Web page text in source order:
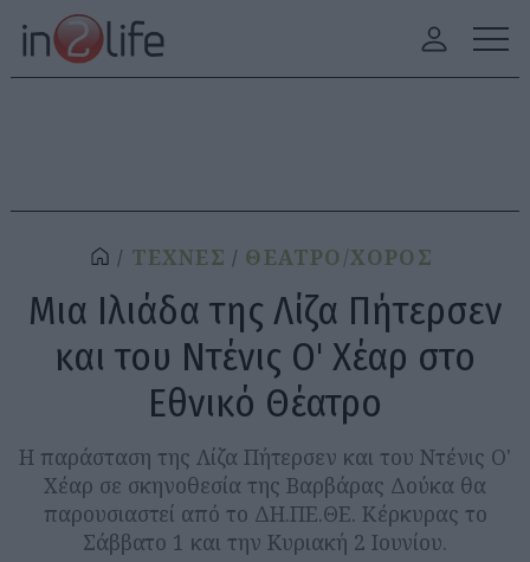
ΤΕΧΝΕΣ ΘΕΑΤΡΟ/ΧΟΡΟΣ
Μια Ιλιάδα της Λίζα Πήτερσεν
και του Ντένις Ο' Χέαρ στο
Εθνικό Θέατρο
Η παράσταση της Λίζα Πήτερσεν και του Ντένις Ο'
Χέαρ σε σκηνοθεσία της Βαρβάρας Δούκα θα
παρουσιαστεί από το ΔΗ.ΠΕ.ΘΕ. Κέρκυρας το
Σάββατο 1 και την Κυριακή 2 Ιουνίου.